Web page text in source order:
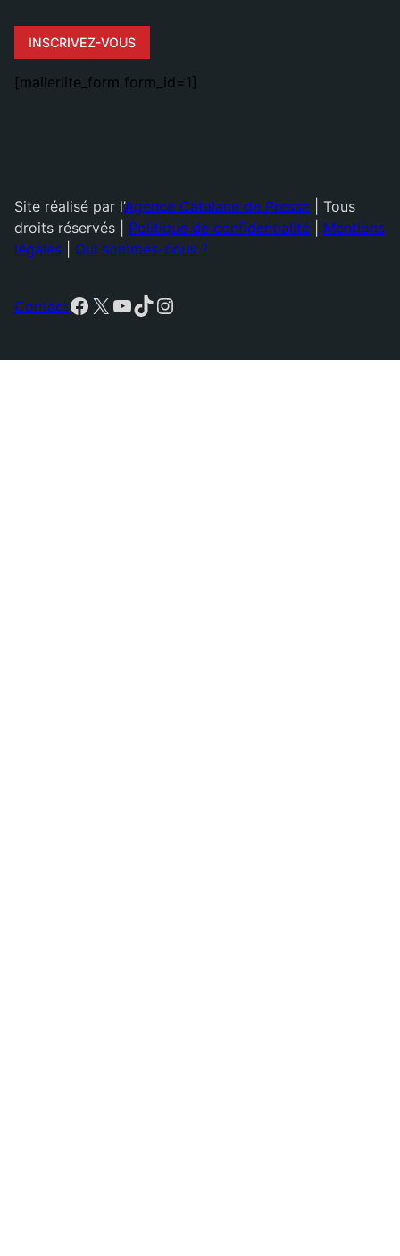
INSCRIVEZ-VOUS
[mailerlite_form form_id=1]
Site réalisé par l’Agence Catalane de Presse | Tous
droits réservés | Politique de confidentialité
Mentions
légales
Qui sommes-nous ?
ContactFacebook
X YouTube
TikTok
Instagram